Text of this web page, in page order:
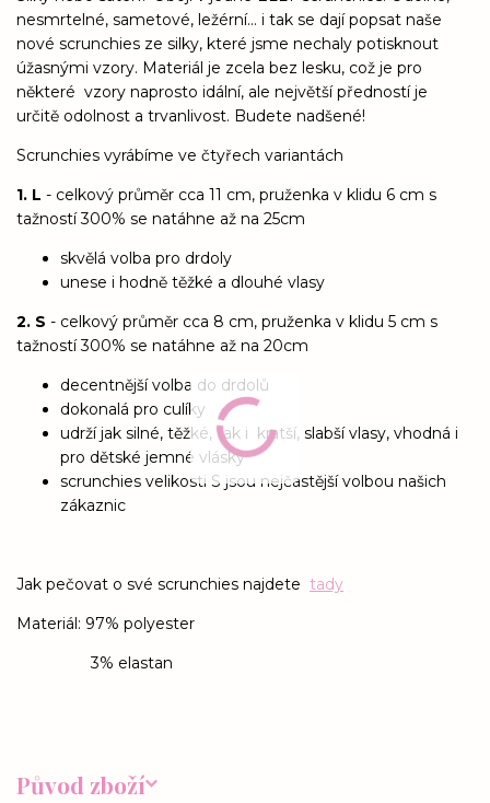
nesmrtelné, sametové, ležérní... i tak se dají popsat naše
nové scrunchies ze silky, které jsme nechaly potisknout
úžasnými vzory. Materiál je zcela bez lesku, což je pro
některé vzory naprosto idální, ale největší předností je
určitě odolnost a trvanlivost. Budete nadšené!
Scrunchies vyrábíme ve čtyřech variantách
1. L - celkový průměr cca 11 cm, pruženka v klidu 6 cm s
tažností 300% se natáhne až na 25cm
skvělá volba pro drdoly
unese i hodně těžké a dlouhé vlasy
2. S - celkový průměr cca 8 cm, pruženka v klidu 5 cm s
tažností 300% se natáhne až na 20cm
decentnější volba do drdolů
dokonalá pro culíky
udrží jak silné, těžké, tak i kratší, slabší vlasy, vhodná i
pro dětské jemné vlásky
scrunchies velikosti S jsou nejčastější volbou našich
zákaznic
Jak pečovat o své scrunchies najdete tady
Materiál: 97% polyester
3% elastan
Původ zboží